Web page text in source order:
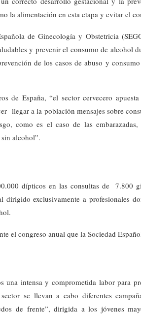
la alimentación en esta etapa y evitar el
de Ginecología y Obstetricia
y prevenir el consumo de alcohol
de los casos de abuso y
de España, “el sector cervecero
llegar a la población mensajes sobre
como es el caso de las
alcohol”.
dípticos en las consultas de 7.800
exclusivamente a profesionales
el congreso anual que la Sociedad
una intensa y comprometida labor para
se llevan a cabo diferentes
de frente”, dirigida a los jóvenes